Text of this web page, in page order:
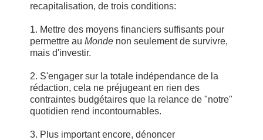
recapitalisation, de trois conditions:
1. Mettre des moyens financiers suffisants pour
permettre au Monde non seulement de survivre,
mais d'investir.
2. S'engager sur la totale indépendance de la
rédaction, cela ne préjugeant en rien des
contraintes budgétaires que la relance de "notre"
quotidien rend incontournables.
3. Plus important encore, dénoncer